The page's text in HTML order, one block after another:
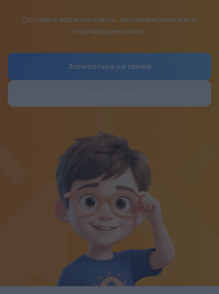
Оставьте ваши контакты, мы перезвоним вам и
подтвердим запись
Записаться на приём